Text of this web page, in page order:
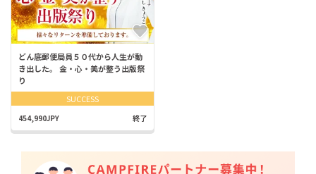
どん底郵便局員５０代から人生が動
き出した。 金・心・美が整う出版祭
り
SUCCESS
454,990JPY 終了